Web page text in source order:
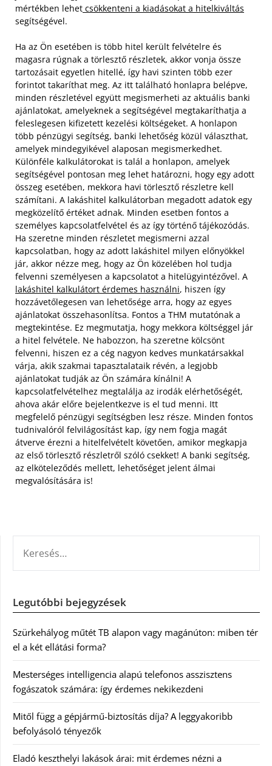
mértékben lehet csökkenteni a kiadásokat a hitelkiváltás
segítségével.
Ha az Ön esetében is több hitel került felvételre és
magasra rúgnak a törlesztő részletek, akkor vonja össze
tartozásait egyetlen hitellé, így havi szinten több ezer
forintot takaríthat meg. Az itt található honlapra belépve,
minden részletével együtt megismerheti az aktuális banki
ajánlatokat, amelyeknek a segítségével megtakaríthatja a
feleslegesen kifizetett kezelési költségeket. A honlapon
több pénzügyi segítség, banki lehetőség közül választhat,
amelyek mindegyikével alaposan megismerkedhet.
Különféle kalkulátorokat is talál a honlapon, amelyek
segítségével pontosan meg lehet határozni, hogy egy adott
összeg esetében, mekkora havi törlesztő részletre kell
számítani. A lakáshitel kalkulátorban megadott adatok egy
megközelítő értéket adnak. Minden esetben fontos a
személyes kapcsolatfelvétel és az így történő tájékozódás.
Ha szeretne minden részletet megismerni azzal
kapcsolatban, hogy az adott lakáshitel milyen előnyökkel
jár, akkor nézze meg, hogy az Ön közelében hol tudja
felvenni személyesen a kapcsolatot a hitelügyintézővel. A
lakáshitel kalkulátort érdemes használni, hiszen így
hozzávetőlegesen van lehetősége arra, hogy az egyes
ajánlatokat összehasonlítsa. Fontos a THM mutatónak a
megtekintése. Ez megmutatja, hogy mekkora költséggel jár
a hitel felvétele. Ne habozzon, ha szeretne kölcsönt
felvenni, hiszen ez a cég nagyon kedves munkatársakkal
várja, akik szakmai tapasztalataik révén, a legjobb
ajánlatokat tudják az Ön számára kínálni! A
kapcsolatfelvételhez megtalálja az irodák elérhetőségét,
ahova akár előre bejelentkezve is el tud menni. Itt
megfelelő pénzügyi segítségben lesz része. Minden fontos
tudnivalóról felvilágosítást kap, így nem fogja magát
átverve érezni a hitelfelvételt követően, amikor megkapja
az első törlesztő részletről szóló csekket! A banki segítség,
az elköteleződés mellett, lehetőséget jelent álmai
megvalósítására is!
Legutóbbi bejegyzések
Szürkehályog műtét TB alapon vagy magánúton: miben tér
el a két ellátási forma?
Mesterséges intelligencia alapú telefonos asszisztens
fogászatok számára: így érdemes nekikezdeni
Mitől függ a gépjármű-biztosítás díja? A leggyakoribb
befolyásoló tényezők
Eladó keszthelyi lakások árai: mit érdemes nézni a